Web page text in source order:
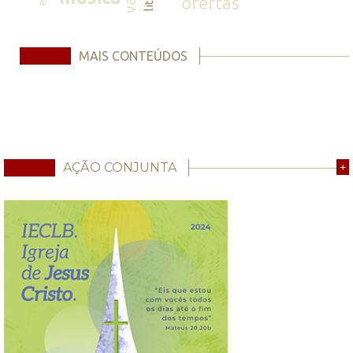
MAIS CONTEÚDOS
AÇÃO CONJUNTA +